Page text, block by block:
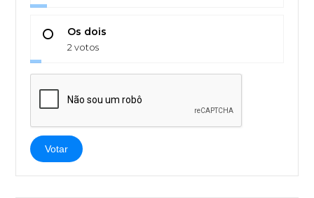
Os dois
2 votos
Votar